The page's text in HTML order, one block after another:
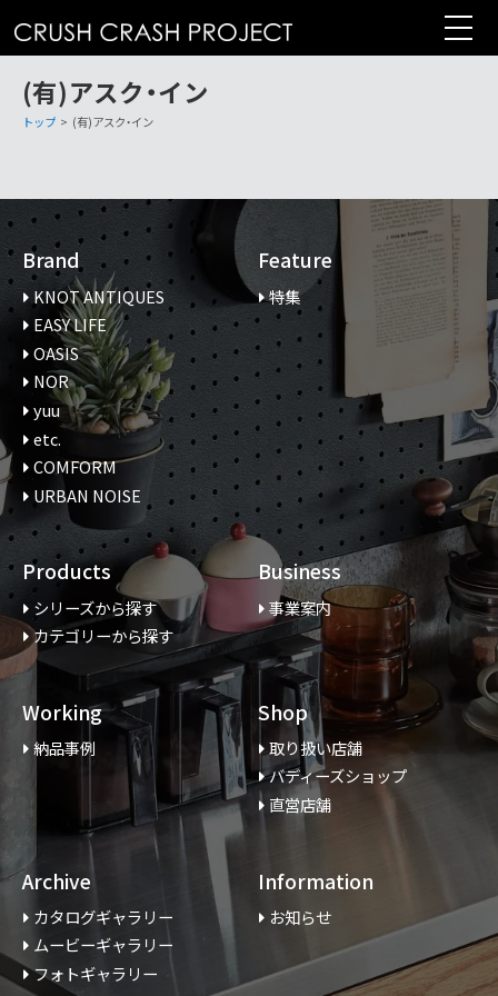
テ
(有)アスク・イン
トップ > (有)アスク・イン
Brand
KNOT ANTIQUES
EASY LIFE
OASIS
NOR
yuu
etc.
COMFORM
URBAN NOISE
Feature
特集
Products
シリーズから探す
カテゴリーから探す
Business
事業案内
Working
納品事例
Shop
取り扱い店舗
バディーズショップ
直営店舗
Archive
カタログギャラリー
ムービーギャラリー
フォトギャラリー
Information
お知らせ